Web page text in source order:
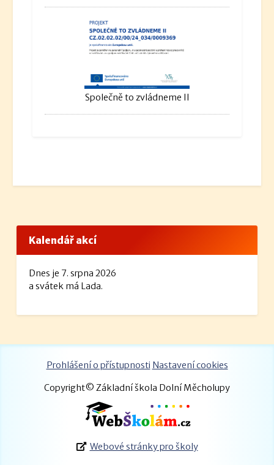
Společně to zvládneme II
Kalendář akcí
Dnes je 7. srpna 2026
a svátek má Lada.
Prohlášení o přístupnosti Nastavení cookies
Copyright© Základní škola Dolní Měcholupy
Webové stránky pro školy